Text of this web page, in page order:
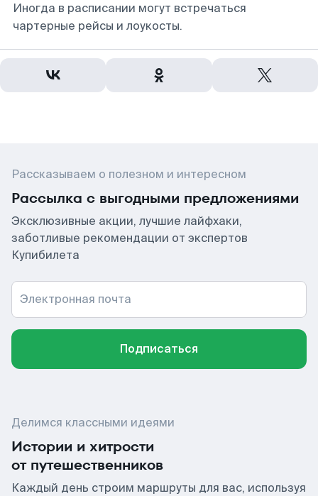
Иногда в расписании могут встречаться
чартерные рейсы и лоукосты.
Рассказываем о полезном и интересном
Рассылка с выгодными предложениями
Эксклюзивные акции, лучшие лайфхаки,
заботливые рекомендации от экспертов
Купибилета
Электронная почта
Подписаться
Делимся классными идеями
Истории и хитрости
от путешественников
Каждый день строим маршруты для вас, используя